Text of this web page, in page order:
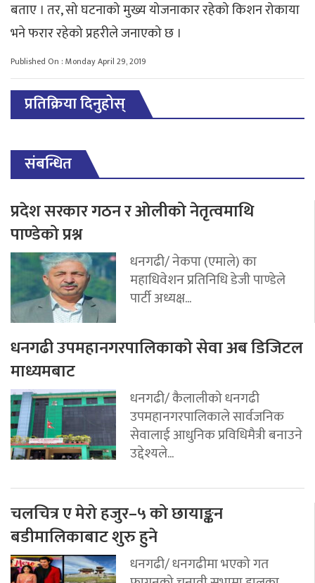
बताए । तर, सो घटनाको मुख्य योजनाकार रहेको किशन रोकाया
भने फरार रहेको प्रहरीले जनाएको छ ।
Published On : Monday April 29, 2019
प्रतिक्रिया दिनुहोस्
संबन्धित
प्रदेश सरकार गठन र ओलीको नेतृत्वमाथि
पाण्डेको प्रश्न
धनगढी/ नेकपा (एमाले) का
महाधिवेशन प्रतिनिधि डेजी पाण्डेले
पार्टी अध्यक्ष...
धनगढी उपमहानगरपालिकाको सेवा अब डिजिटल
माध्यमबाट
धनगढी/ कैलालीको धनगढी
उपमहानगरपालिकाले सार्वजनिक
सेवालाई आधुनिक प्रविधिमैत्री बनाउने
उद्देश्यले...
चलचित्र ए मेरो हजुर–५ को छायाङ्कन
बडीमालिकाबाट शुरु हुने
धनगढी/ धनगढीमा भएको गत